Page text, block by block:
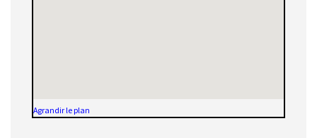
Agrandir le plan